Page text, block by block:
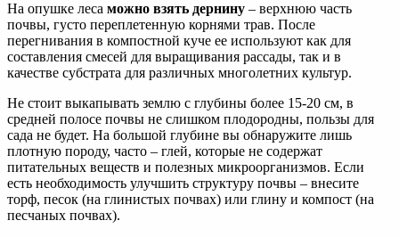
На опушке леса можно взять дернину – верхнюю часть
почвы, густо переплетенную корнями трав. После
перегнивания в компостной куче ее используют как для
составления смесей для выращивания рассады, так и в
качестве субстрата для различных многолетних культур.
Не стоит выкапывать землю с глубины более 15-20 см, в
средней полосе почвы не слишком плодородны, пользы для
сада не будет. На большой глубине вы обнаружите лишь
плотную породу, часто – глей, которые не содержат
питательных веществ и полезных микроорганизмов. Если
есть необходимость улучшить структуру почвы – внесите
торф, песок (на глинистых почвах) или глину и компост (на
песчаных почвах).